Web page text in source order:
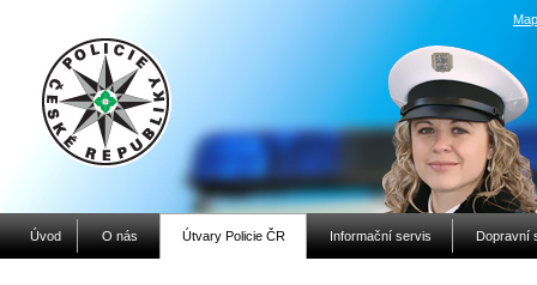
Úvod O nás Útvary Policie ČR Informační servis Dopravní